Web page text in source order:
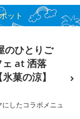
ット
のひとりご
ェ at 洒落
菓の涼】
にしたコラボメニュ